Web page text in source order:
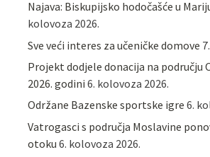
Najava: Biskupijsko hodočašće u
kolovoza 2026.
Sve veći interes za učeničke domove
Projekt dodjele donacija na području
2026. godini 6. kolovoza 2026.
Održane Bazenske sportske igre 6.
Vatrogasci s područja Moslavine
otoku 6. kolovoza 2026.